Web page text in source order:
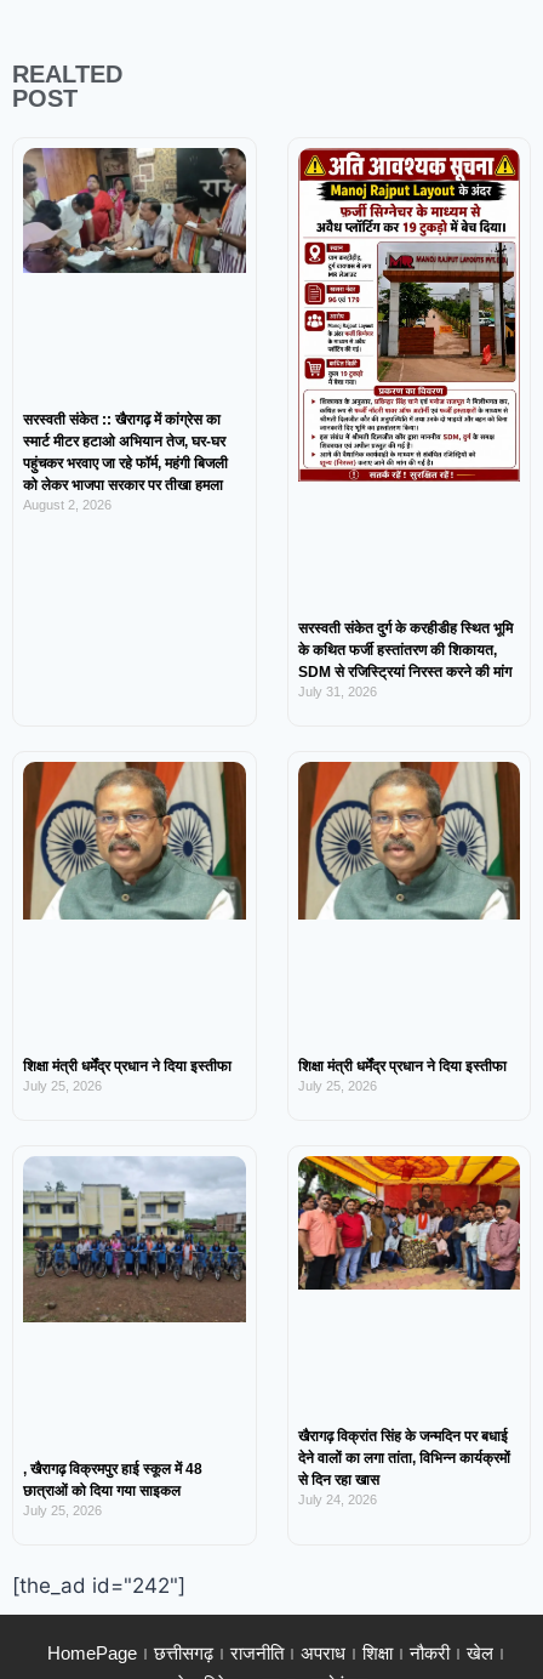
REALTED
POST
सरस्वती संकेत :: खैरागढ़ में कांग्रेस का
स्मार्ट मीटर हटाओ अभियान तेज, घर-घर
पहुंचकर भरवाए जा रहे फॉर्म, महंगी बिजली
को लेकर भाजपा सरकार पर तीखा हमला
August 2, 2026
सरस्वती संकेत दुर्ग के करहीडीह स्थित भूमि
के कथित फर्जी हस्तांतरण की शिकायत,
SDM से रजिस्ट्रियां निरस्त करने की मांग
July 31, 2026
शिक्षा मंत्री धर्मेंद्र प्रधान ने दिया इस्तीफा
July 25, 2026
शिक्षा मंत्री धर्मेंद्र प्रधान ने दिया इस्तीफा
July 25, 2026
, खैरागढ़ विक्रमपुर हाई स्कूल में 48
छात्राओं को दिया गया साइकल
July 25, 2026
खैरागढ़ विक्रांत सिंह के जन्मदिन पर बधाई
देने वालों का लगा तांता, विभिन्न कार्यक्रमों
से दिन रहा खास
July 24, 2026
[the_ad id="242"]
HomePage छत्तीसगढ़ राजनीति अपराध शिक्षा नौकरी
खेल